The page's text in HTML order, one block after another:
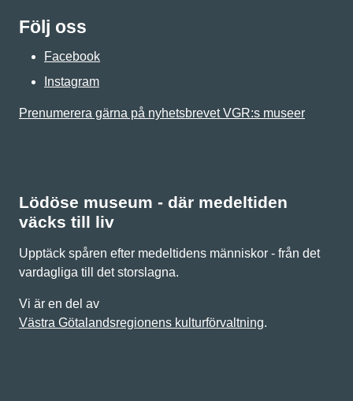
Följ oss
Facebook
Instagram
Prenumerera gärna på nyhetsbrevet VGR:s museer
Lödöse museum - där medeltiden
väcks till liv
Upptäck spåren efter medeltidens människor - från det
vardagliga till det storslagna.
Vi är en del av
Västra Götalandsregionens kulturförvaltning.